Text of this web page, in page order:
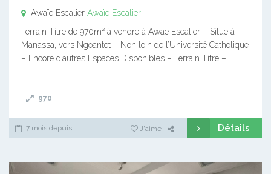
Awaïe Escalier Awaïe Escalier
Terrain Titré de 970m² à vendre à Awae Escalier – Situé à
Manassa, vers Ngoantet – Non loin de l’Université Catholique
– Encore d’autres Espaces Disponibles – Terrain Titré –…
970
7 mois depuis J'aime Détails